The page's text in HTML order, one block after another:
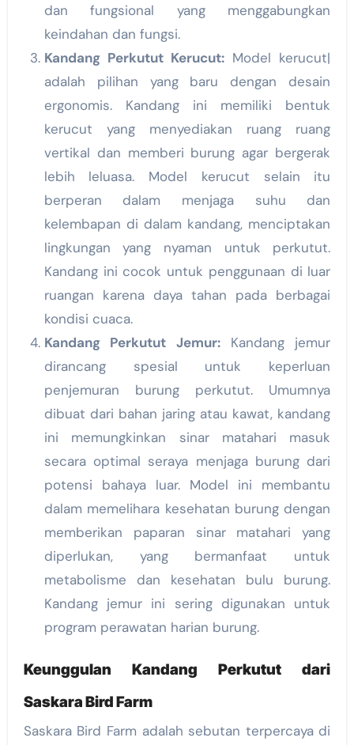
dan fungsional yang menggabungkan
keindahan dan fungsi.
Kandang Perkutut Kerucut: Model kerucut|
adalah pilihan yang baru dengan desain
ergonomis. Kandang ini memiliki bentuk
kerucut yang menyediakan ruang ruang
vertikal dan memberi burung agar bergerak
lebih leluasa. Model kerucut selain itu
berperan dalam menjaga suhu dan
kelembapan di dalam kandang, menciptakan
lingkungan yang nyaman untuk perkutut.
Kandang ini cocok untuk penggunaan di luar
ruangan karena daya tahan pada berbagai
kondisi cuaca.
Kandang Perkutut Jemur:Kandang jemur
dirancang spesial untuk keperluan
penjemuran burung perkutut. Umumnya
dibuat dari bahan jaring atau kawat, kandang
ini memungkinkan sinar matahari masuk
secara optimal seraya menjaga burung dari
potensi bahaya luar. Model ini membantu
dalam memelihara kesehatan burung dengan
memberikan paparan sinar matahari yang
diperlukan, yang bermanfaat untuk
metabolisme dan kesehatan bulu burung.
Kandang jemur ini sering digunakan untuk
program perawatan harian burung.
Keunggulan Kandang Perkutut dari
Saskara Bird Farm
Saskara Bird Farm adalah sebutan terpercaya di